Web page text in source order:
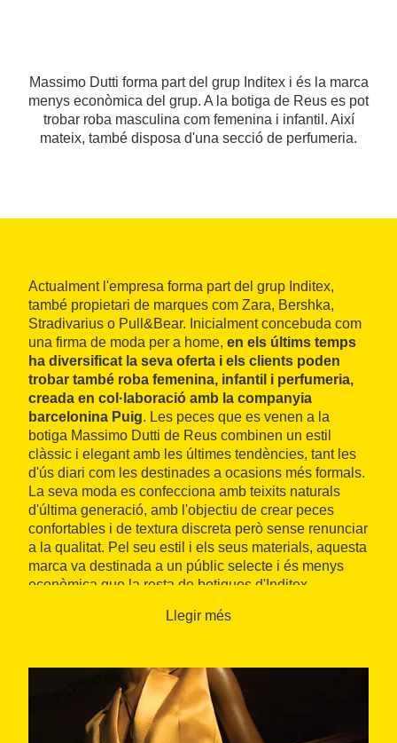
Massimo Dutti forma part del grup Inditex i és la marca
menys econòmica del grup. A la botiga de Reus es pot
trobar roba masculina com femenina i infantil. Així
mateix, també disposa d'una secció de perfumeria.
Actualment l'empresa forma part del grup Inditex,
també propietari de marques com Zara, Bershka,
Stradivarius o Pull&Bear. Inicialment concebuda com
una firma de moda per a home, en els últims temps
ha diversificat la seva oferta i els clients poden
trobar també roba femenina, infantil i perfumeria,
creada en col·laboració amb la companyia
barcelonina Puig. Les peces que es venen a la
botiga Massimo Dutti de Reus combinen un estil
clàssic i elegant amb les últimes tendències, tant les
d'ús diari com les destinades a ocasions més formals.
La seva moda es confecciona amb teixits naturals
d'última generació, amb l'objectiu de crear peces
confortables i de textura discreta però sense renunciar
a la qualitat. Pel seu estil i els seus materials, aquesta
marca va destinada a un públic selecte i és menys
econòmica que la resta de botigues d'Inditex.
Llegir més